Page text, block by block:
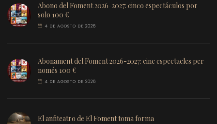
Abono del Foment 2026-2027: cinco espectáculos por
solo 100 €
4 DE AGOSTO DE 2026
Abonament del Foment 2026-2027: cinc espectacles per
només 100 €
4 DE AGOSTO DE 2026
El anfiteatro de El Foment toma forma